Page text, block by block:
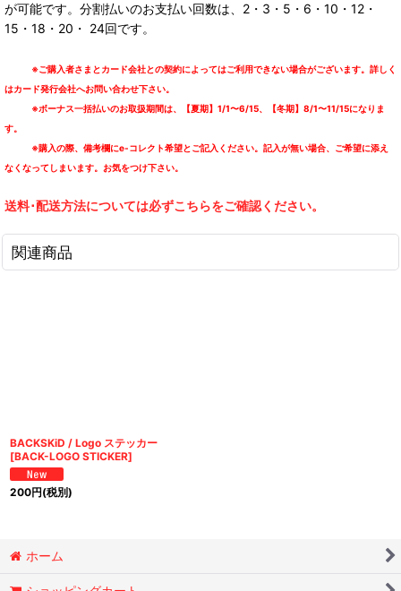
が可能です。分割払いのお支払い回数は、2・3・5・6・10・12・
15・18・20・ 24回です。
※ご購入者さまとカード会社との契約によってはご利用できない場合がございます。詳しく
はカード発行会社へお問い合わせ下さい。
※ボーナス一括払いのお取扱期間は、【夏期】1/1〜6/15、【冬期】8/1〜11/15になりま
す。
※購入の際、備考欄にe-コレクト希望とご記入ください。記入が無い場合、ご希望に添え
なくなってしまいます。お気をつけ下さい。
送料･配送方法については必ずこちらをご確認ください。
関連商品
BACKSKiD / Logo ステッカー
[BACK-LOGO STICKER]
200円(税別)
ホーム